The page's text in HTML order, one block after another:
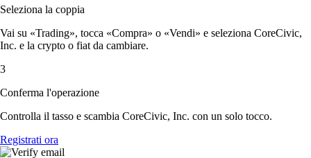
Seleziona la coppia
Vai su «Trading», tocca «Compra» o «Vendi» e seleziona CoreCivic,
Inc. e la crypto o fiat da cambiare.
3
Conferma l'operazione
Controlla il tasso e scambia CoreCivic, Inc. con un solo tocco.
Registrati ora